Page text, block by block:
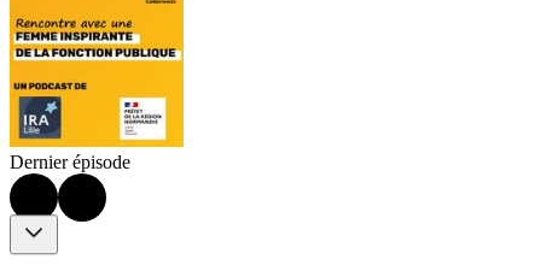
Dernier épisode